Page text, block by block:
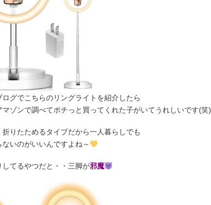
ログでこちらのリングライトを紹介したら
マゾンで調べてポチっと買ってくれた子がいてうれしいです(笑)
折りたためるタイプだから一人暮らしでも
ないのがいいんですよね～
してるやつだと・・三脚が邪魔